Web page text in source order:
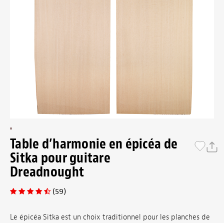
Table d’harmonie en épicéa de
Sitka pour guitare
Dreadnought
(59)
Le épicéa Sitka est un choix traditionnel pour les planches de